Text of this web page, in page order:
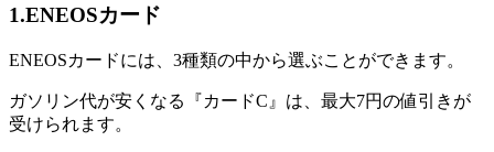
1.ENEOSカード
ENEOSカードには、3種類の中から選ぶことができます。
ガソリン代が安くなる『カードC』は、最大7円の値引きが
受けられます。